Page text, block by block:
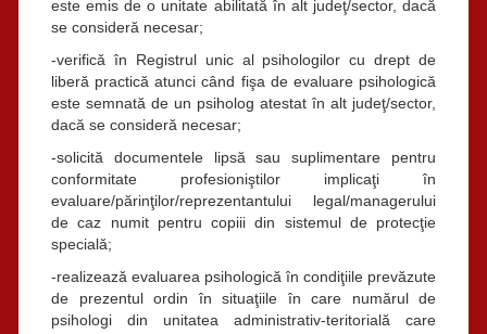
este emis de o unitate abilitată în alt judeţ/sector, dacă
se consideră necesar;
-verifică în Registrul unic al psihologilor cu drept de
liberă practică atunci când fişa de evaluare psihologică
este semnată de un psiholog atestat în alt judeţ/sector,
dacă se consideră necesar;
-solicită documentele lipsă sau suplimentare pentru
conformitate profesioniştilor implicaţi în
evaluare/părinţilor/reprezentantului legal/managerului
de caz numit pentru copiii din sistemul de protecţie
specială;
-realizează evaluarea psihologică în condiţiile prevăzute
de prezentul ordin în situaţiile în care numărul de
psihologi din unitatea administrativ-teritorială care